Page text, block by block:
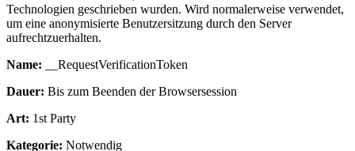
Technologien geschrieben wurden. Wird normalerweise verwendet,
um eine anonymisierte Benutzersitzung durch den Server
aufrechtzuerhalten.
Name: __RequestVerificationToken
Dauer: Bis zum Beenden der Browsersession
Art: 1st Party
Kategorie: Notwendig